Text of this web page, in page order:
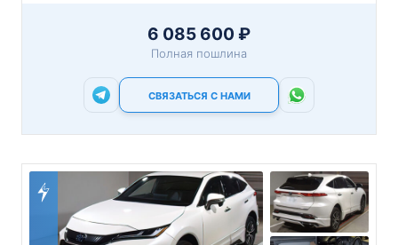
6 085 600 ₽
Полная пошлина
СВЯЗАТЬСЯ С НАМИ